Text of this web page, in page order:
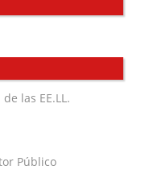
las EE.LL.
Público